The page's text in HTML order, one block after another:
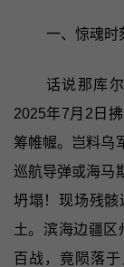
一、惊魂时
话说那库
2025年7月2日
筹帷幄。岂料乌
巡航导弹或海马
坍塌！现场残
土。滨海边疆区
百战，竟陨落